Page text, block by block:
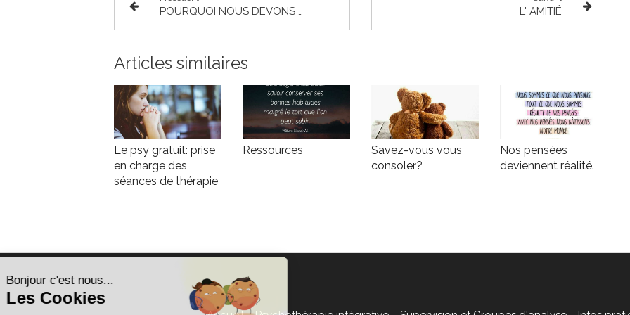
POURQUOI NOUS DEVONS LAISSER LES CHOSES SE FAIRE L' AMITIÉ
Articles similaires
Le psy gratuit: prise
en charge des
séances de thérapie
Ressources
Savez-vous vous
consoler?
Nos pensées
deviennent réalité.